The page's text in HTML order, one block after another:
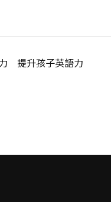
提升孩子英語力